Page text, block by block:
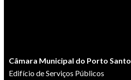
Câmara Municipal do Porto Santo
Edifício de Serviços Públicos